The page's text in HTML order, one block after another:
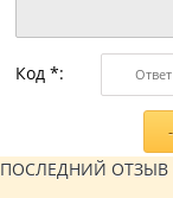
Код *:
ПОСЛЕДНИЙ ОТЗЫВ